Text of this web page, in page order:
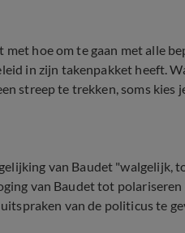
hoe om te gaan met alle
in zijn takenpakket heeft.
streep te trekken, soms kies
van Baudet "walgelijk,
van Baudet tot
van de politicus te